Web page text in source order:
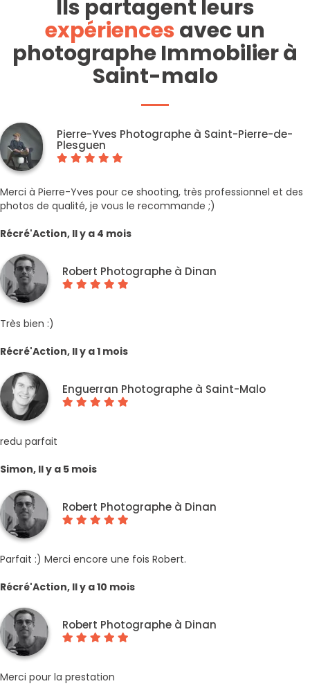
Ils partagent leurs
expériencesavec un
photographe Immobilier à
Saint-malo
Pierre-Yves Photographe à Saint-Pierre-de-
Plesguen
Merci à Pierre-Yves pour ce shooting, très professionnel et des
photos de qualité, je vous le recommande ;)
Récré'Action, Il y a 4 mois
Robert Photographe à Dinan
Très bien :)
Récré'Action, Il y a 1 mois
Enguerran Photographe à Saint-Malo
redu parfait
Simon, Il y a 5 mois
Robert Photographe à Dinan
Parfait :) Merci encore une fois Robert.
Récré'Action, Il y a 10 mois
Robert Photographe à Dinan
Merci pour la prestation